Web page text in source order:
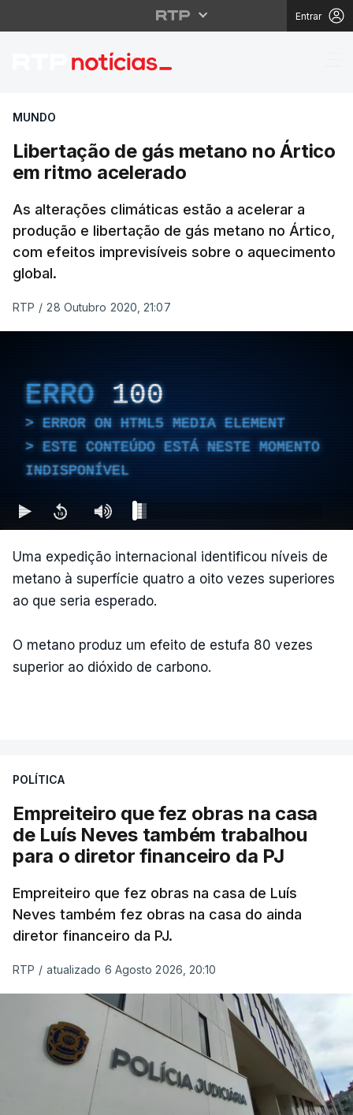
Entrar
Libertação de gás
MUNDO
Libertação de gás metano no Ártico
em ritmo acelerado
As alterações climáticas estão a acelerar a
produção e libertação de gás metano no Ártico,
com efeitos imprevisíveis sobre o aquecimento
global.
RTP / 28 Outubro 2020, 21:07
ERRO 100
ERROR ON HTML5 MEDIA ELEMENT
ESTE CONTEÚDO ESTÁ NESTE MOMENTO
INDISPONÍVEL
Uma expedição internacional identificou níveis de
metano à superfície quatro a oito vezes superiores
ao que seria esperado.
O metano produz um efeito de estufa 80 vezes
superior ao dióxido de carbono.
POLÍTICA
Empreiteiro que fez obras na casa
de Luís Neves também trabalhou
para o diretor financeiro da PJ
Empreiteiro que fez obras na casa de Luís
Neves também fez obras na casa do ainda
diretor financeiro da PJ.
RTP / atualizado 6 Agosto 2026, 20:10